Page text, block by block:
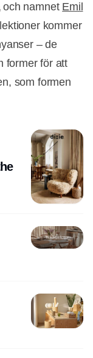
och namnet Emil
kommer
– de
former för att
som formen